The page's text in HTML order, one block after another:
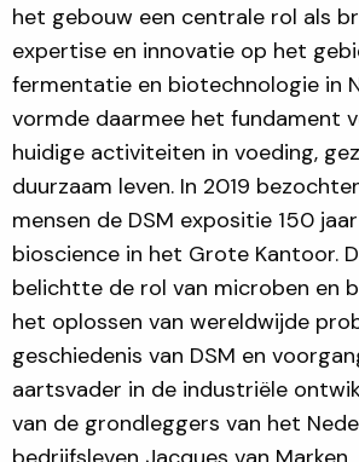
het gebouw een centrale rol als
expertise en innovatie op het
fermentatie en biotechnologie in
vormde daarmee het fundament
huidige activiteiten in voeding,
duurzaam leven. In 2019
mensen de DSM expositie 150
bioscience in het Grote Kantoor.
belichtte de rol van microben en
het oplossen van wereldwijde
geschiedenis van DSM en
aartsvader in de industriële
van de grondleggers van het